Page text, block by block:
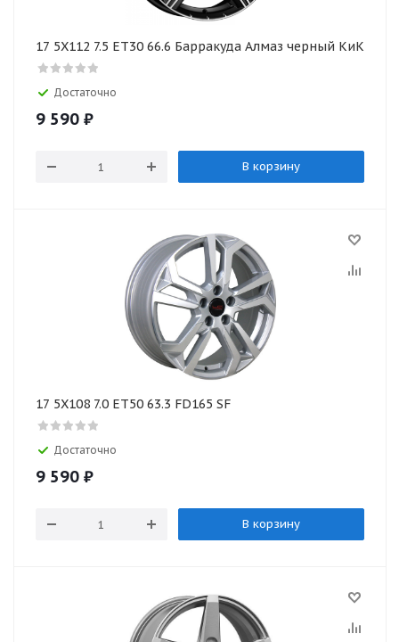
17 5X112 7.5 ET30 66.6 Барракуда Алмаз черный КиК
Достаточно
9 590 ₽
В корзину
17 5X108 7.0 ET50 63.3 FD165 SF
Достаточно
9 590 ₽
В корзину